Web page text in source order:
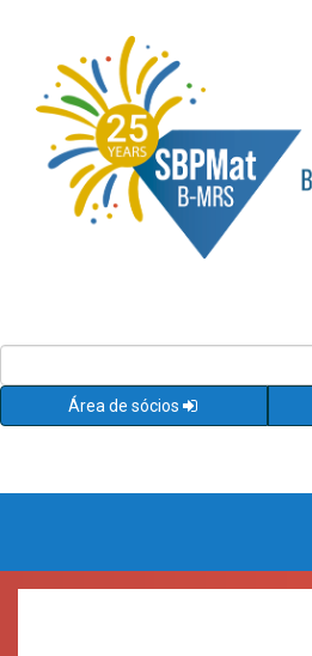
Área de sócios